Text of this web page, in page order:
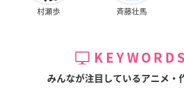
村瀬歩 斉藤壮馬
KEYWORDS
みんなが注目しているアニメ・